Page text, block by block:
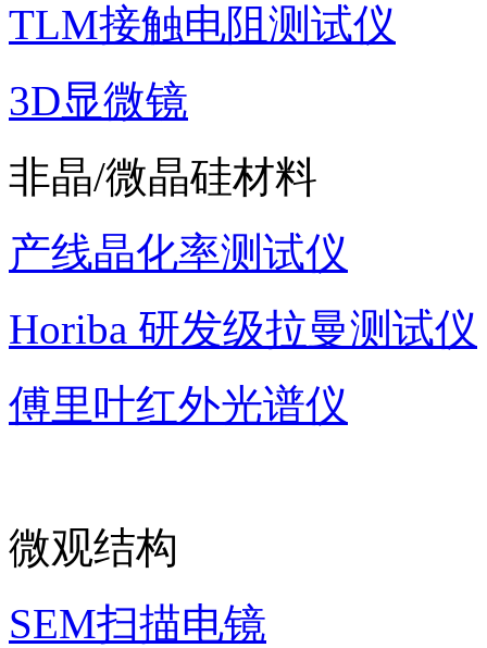
TLM接触电阻测试仪
3D显微镜
非晶/微晶硅材料
产线晶化率测试仪
Horiba 研发级拉曼测试仪
傅里叶红外光谱仪
微观结构
SEM扫描电镜